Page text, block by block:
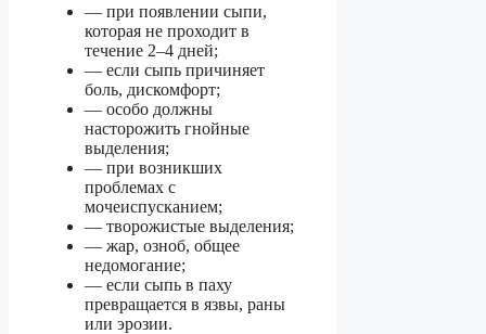
— при появлении сыпи,
которая не проходит в
течение 2–4 дней;
— если сыпь причиняет
боль, дискомфорт;
— особо должны
насторожить гнойные
выделения;
— при возникших
проблемах с
мочеиспусканием;
— творожистые выделения;
— жар, озноб, общее
недомогание;
— если сыпь в паху
превращается в язвы, раны
или эрозии.